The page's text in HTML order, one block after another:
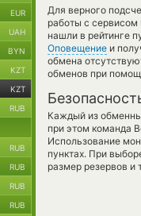
Для верного
работы с
нашли в рейтинге
Оповещение и
обмена
обменов при
Каждый из
при этом команда
Использование
пунктах. При
размер резервов и
EUR
UAH
BYN
KZT
KZT
RUB
RUB
RUB
RUB
RUB